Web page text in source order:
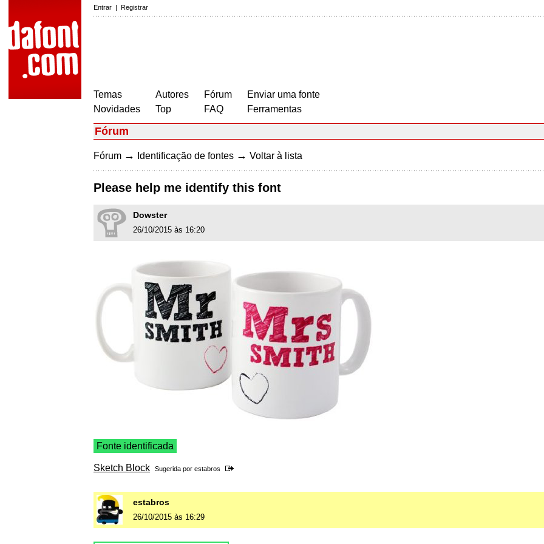
Entrar | Registrar
Temas
Novidades
Autores
Top
Fórum
FAQ
Enviar uma fonte
Ferramentas
Fórum
Fórum → Identificação de fontes → Voltar à lista
Please help me identify this font
Dowster
26/10/2015 às 16:20
Fonte identificada
Sketch Block Sugerida por estabros
estabros
26/10/2015 às 16:29